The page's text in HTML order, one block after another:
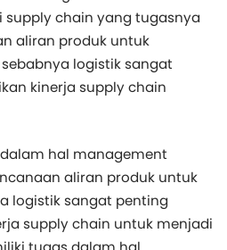
chain yang tugasnya
aliran produk untuk
logistik sangat
kinerja supply chain
hal management
aliran produk untuk
logistik sangat penting
supply chain untuk menjadi